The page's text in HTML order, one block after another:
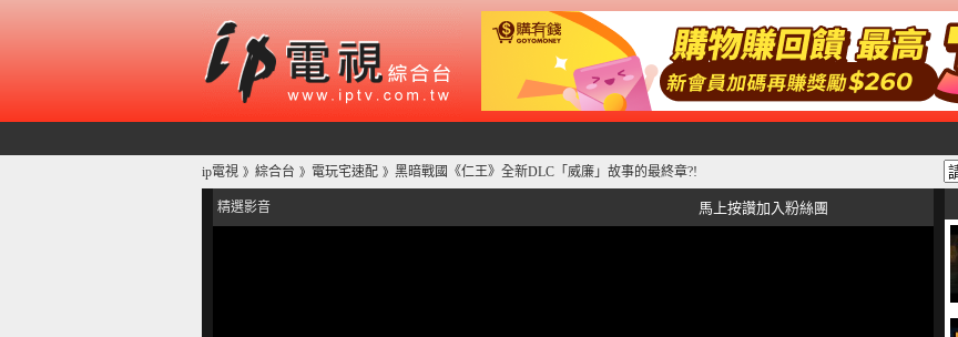
ip電視 》 綜合台 》 電玩宅速配 》 黑暗戰國《仁王》全新DLC「威廉」故事的最終章?!
精選影音 馬上按讚加入粉絲團